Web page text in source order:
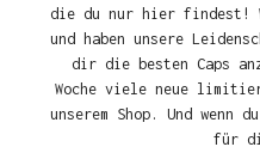
die du nur hier findest!
und haben unsere
dir die besten Caps
Woche viele neue
unserem Shop. Und wenn
für